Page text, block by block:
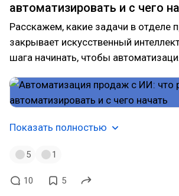
автоматизировать и с чего
Расскажем, какие задачи в отделе
закрывает искусственный
шага начинать, чтобы
Показать полностью
5 1
10 5